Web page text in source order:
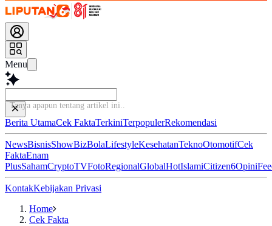
Menu
Tanya apapun tentang artike
Berita UtamaCek FaktaTerkiniTerpopulerRekomendasi
NewsBisnisShowBizBolaLifestyleKesehatanTeknoOtomotifCek
FaktaEnam
PlusSahamCryptoTVFotoRegionalGlobalHotIslamiCitizen6Opini
KontakKebijakan Privasi
Home
Cek Fakta